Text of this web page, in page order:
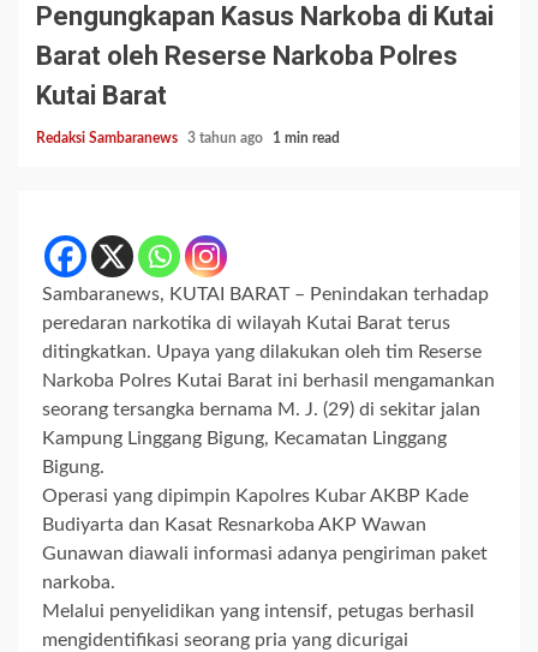
Pengungkapan Kasus Narkoba di Kutai
Barat oleh Reserse Narkoba Polres
Kutai Barat
Redaksi Sambaranews 3 tahun ago 1 min read
Sambaranews, KUTAI BARAT – Penindakan terhadap
peredaran narkotika di wilayah Kutai Barat terus
ditingkatkan. Upaya yang dilakukan oleh tim Reserse
Narkoba Polres Kutai Barat ini berhasil mengamankan
seorang tersangka bernama M. J. (29) di sekitar jalan
Kampung Linggang Bigung, Kecamatan Linggang
Bigung.
Operasi yang dipimpin Kapolres Kubar AKBP Kade
Budiyarta dan Kasat Resnarkoba AKP Wawan
Gunawan diawali informasi adanya pengiriman paket
narkoba.
Melalui penyelidikan yang intensif, petugas berhasil
mengidentifikasi seorang pria yang dicurigai